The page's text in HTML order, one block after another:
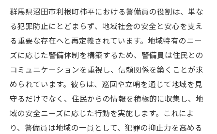
群馬県沼田市利根町柿平における警備員の役割は、単な
る犯罪防止にとどまらず、地域社会の安全と安心を支え
る重要な存在へと再定義されています。地域特有のニー
ズに応じた警備体制を構築するため、警備員は住民との
コミュニケーションを重視し、信頼関係を築くことが求
められています。彼らは、巡回や立哨を通じて地域を見
守るだけでなく、住民からの情報を積極的に収集し、地
域の安全ニーズに応じた行動を実施します。これによ
り、警備員は地域の一員として、犯罪の抑止力を高める